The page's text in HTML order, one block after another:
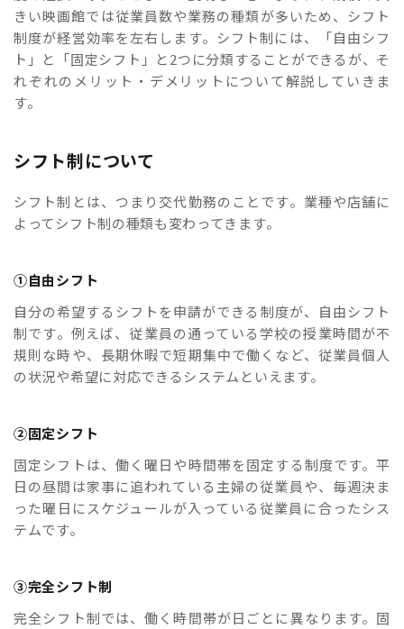
きい映画館では従業員数や業務の種類が多いため、シフト
制度が経営効率を左右します。シフト制には、「自由シフ
ト」と「固定シフト」と2つに分類することができるが、そ
れぞれのメリット・デメリットについて解説していきま
す。
シフト制について
シフト制とは、つまり交代勤務のことです。業種や店舗に
よってシフト制の種類も変わってきます。
①自由シフト
自分の希望するシフトを申請ができる制度が、自由シフト
制です。例えば、従業員の通っている学校の授業時間が不
規則な時や、長期休暇で短期集中で働くなど、従業員個人
の状況や希望に対応できるシステムといえます。
②固定シフト
固定シフトは、働く曜日や時間帯を固定する制度です。平
日の昼間は家事に追われている主婦の従業員や、毎週決ま
った曜日にスケジュールが入っている従業員に合ったシス
テムです。
③完全シフト制
完全シフト制では、働く時間帯が日ごとに異なります。固